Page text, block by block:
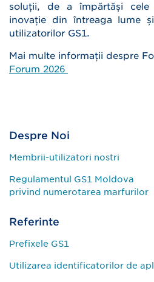
soluții, de a împărtăși
inovație din întreaga lume
utilizatorilor GS1.
Mai multe informații despre
Forum 2026
Despre Noi
Membrii-utilizatori nostri
Regulamentul GS1 Moldova
privind numerotarea marfurilor
Referinte
Prefixele GS1
Utilizarea identificatorilor de